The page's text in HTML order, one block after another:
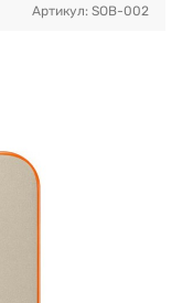
Артикул: SOB-002